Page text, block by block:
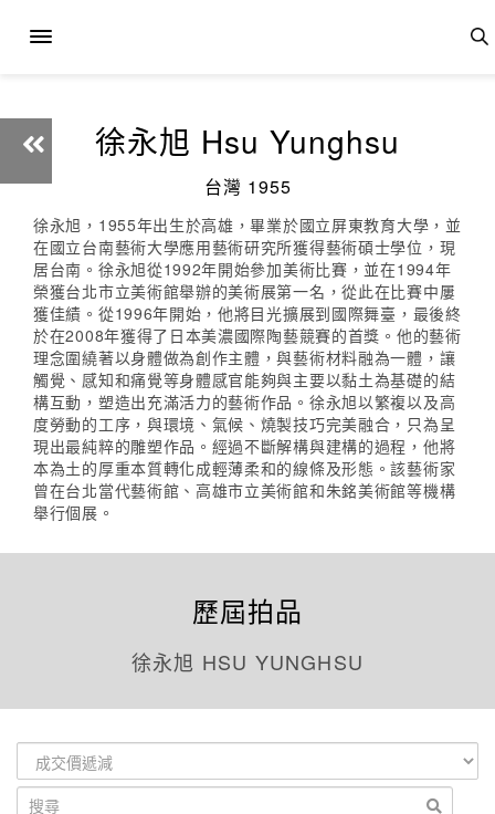
徐永旭 Hsu Yunghsu
台灣 1955
徐永旭，1955年出生於高雄，畢業於國立屏東教育大學，並
在國立台南藝術大學應用藝術研究所獲得藝術碩士學位，現
居台南。徐永旭從1992年開始參加美術比賽，並在1994年
榮獲台北市立美術館舉辦的美術展第一名，從此在比賽中屢
獲佳績。從1996年開始，他將目光擴展到國際舞臺，最後終
於在2008年獲得了日本美濃國際陶藝競賽的首獎。他的藝術
理念圍繞著以身體做為創作主體，與藝術材料融為一體，讓
觸覺、感知和痛覺等身體感官能夠與主要以黏土為基礎的結
構互動，塑造出充滿活力的藝術作品。徐永旭以繁複以及高
度勞動的工序，與環境、氣候、燒製技巧完美融合，只為呈
現出最純粹的雕塑作品。經過不斷解構與建構的過程，他將
本為土的厚重本質轉化成輕薄柔和的線條及形態。該藝術家
曾在台北當代藝術館、高雄市立美術館和朱銘美術館等機構
舉行個展。
歷屆拍品
徐永旭 HSU YUNGHSU